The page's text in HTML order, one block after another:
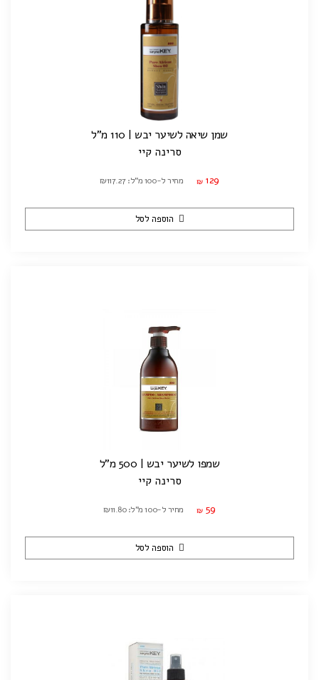
שמן שיאה לשיער יבש | 110 מ"ל
סרינה קיי
₪ 129 מחיר ל-100 מ"ל: ₪117.27
הוספה לסל
שמפו לשיער יבש | 500 מ"ל
סרינה קיי
₪ 59 מחיר ל-100 מ"ל: ₪11.80
הוספה לסל